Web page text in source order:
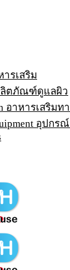
รเสริม
ลิตภัณฑ์ดูแลผิว
อาหารเสริม
อุปกร